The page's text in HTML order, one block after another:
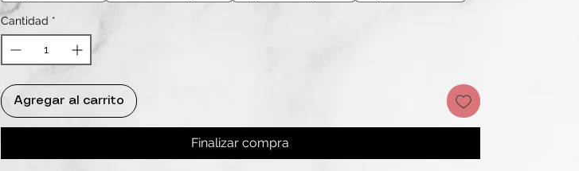
Cantidad *
Agregar al carrito
Finalizar compra